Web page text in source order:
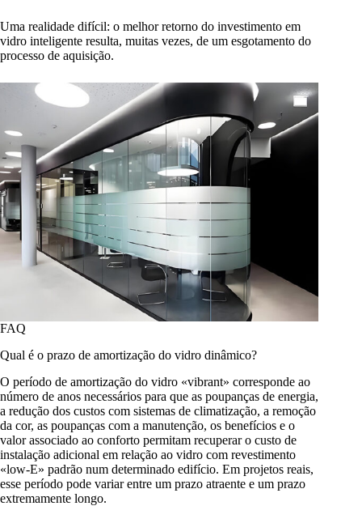
Uma realidade difícil: o melhor retorno do investimento em
vidro inteligente resulta, muitas vezes, de um esgotamento do
processo de aquisição.
FAQ
Qual é o prazo de amortização do vidro dinâmico?
O período de amortização do vidro «vibrant» corresponde ao
número de anos necessários para que as poupanças de energia,
a redução dos custos com sistemas de climatização, a remoção
da cor, as poupanças com a manutenção, os benefícios e o
valor associado ao conforto permitam recuperar o custo de
instalação adicional em relação ao vidro com revestimento
«low-E» padrão num determinado edifício. Em projetos reais,
esse período pode variar entre um prazo atraente e um prazo
extremamente longo.